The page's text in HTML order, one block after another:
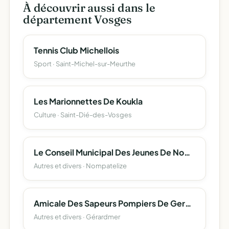
À découvrir aussi dans le
département Vosges
Tennis Club Michellois
Sport · Saint-Michel-sur-Meurthe
Les Marionnettes De Koukla
Culture · Saint-Dié-des-Vosges
Le Conseil Municipal Des Jeunes De Nompatelize
Autres et divers · Nompatelize
Amicale Des Sapeurs Pompiers De Gerardmer
Autres et divers · Gérardmer